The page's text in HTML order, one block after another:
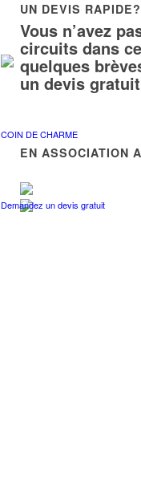
COIN DE CHARME
Demandez un devis gratuit
UN DEVIS RAPIDE?
Vous n’avez
circuits dans
quelques
un devis
EN ASSOCIATION